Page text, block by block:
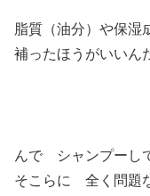
脂質（油分）や保湿
補ったほうがいいん
んで シャンプーし
そこらに 全く問題